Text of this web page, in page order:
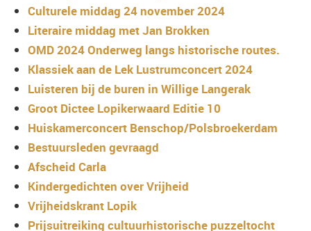
Culturele middag 24 november 2024
Literaire middag met Jan Brokken
OMD 2024 Onderweg langs historische routes.
Klassiek aan de Lek Lustrumconcert 2024
Luisteren bij de buren in Willige Langerak
Groot Dictee Lopikerwaard Editie 10
Huiskamerconcert Benschop/Polsbroekerdam
Bestuursleden gevraagd
Afscheid Carla
Kindergedichten over Vrijheid
Vrijheidskrant Lopik
Prijsuitreiking cultuurhistorische puzzeltocht